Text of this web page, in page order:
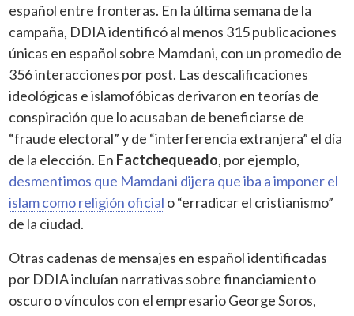
español entre fronteras. En la última semana de la
campaña, DDIA identificó al menos 315 publicaciones
únicas en español sobre Mamdani, con un promedio de
356 interacciones por post. Las descalificaciones
ideológicas e islamofóbicas derivaron en teorías de
conspiración que lo acusaban de beneficiarse de
“fraude electoral” y de “interferencia extranjera” el día
de la elección. En Factchequeado, por ejemplo,
desmentimos que Mamdani dijera que iba a imponer el
islam como religión oficial o “erradicar el cristianismo”
de la ciudad.
Otras cadenas de mensajes en español identificadas
por DDIA incluían narrativas sobre financiamiento
oscuro o vínculos con el empresario George Soros,